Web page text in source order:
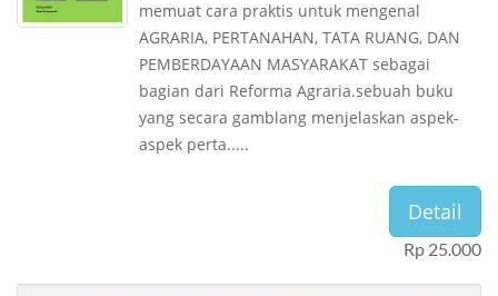
memuat cara praktis untuk mengenal
AGRARIA, PERTANAHAN, TATA RUANG, DAN
PEMBERDAYAAN MASYARAKAT sebagai
bagian dari Reforma Agraria.sebuah buku
yang secara gamblang menjelaskan aspek-
aspek perta.....
Detail
Rp 25.000